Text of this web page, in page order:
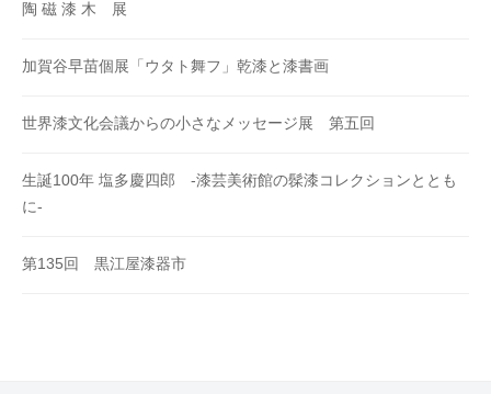
陶 磁 漆 木 展
加賀谷早苗個展「ウタト舞フ」乾漆と漆書画
世界漆文化会議からの小さなメッセージ展 第五回
生誕100年 塩多慶四郎 -漆芸美術館の髹漆コレクションととも
に-
第135回 黒江屋漆器市